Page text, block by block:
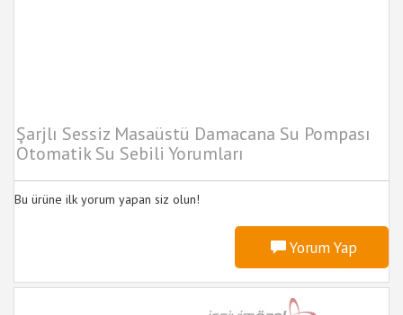
Şarjlı Sessiz Masaüstü Damacana Su Pompası
Otomatik Su Sebili Yorumları
Bu ürüne ilk yorum yapan siz olun!
Yorum Yap